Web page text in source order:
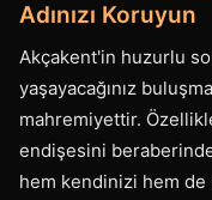
Adınızı Koruyun
Akçakent'in huzurlu
yaşayacağınız
mahremiyettir.
endişesini
hem kendinizi hem de